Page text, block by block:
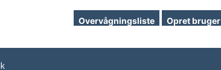
Overvågningsliste Opret bruger